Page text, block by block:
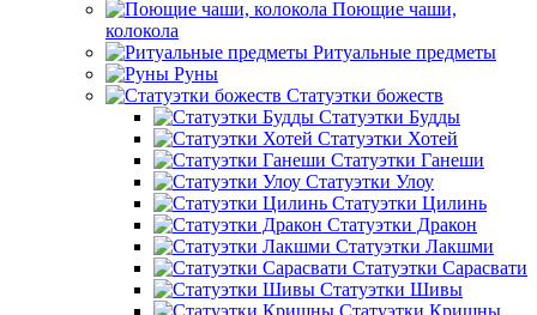
Поющие чаши,
колокола
Ритуальные предметы
Руны
Статуэтки божеств
Статуэтки Будды
Статуэтки Хотей
Статуэтки Ганеши
Статуэтки Улоу
Статуэтки Цилинь
Статуэтки Дракон
Статуэтки Лакшми
Статуэтки Сарасвати
Статуэтки Шивы
Статуэтки Кришны